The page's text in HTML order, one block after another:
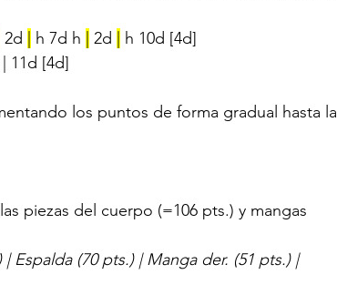
2d h 7d h 2d
h 10d [4d]
11d [4d]
los puntos de forma gradual hasta la
piezas del cuerpo (=106 pts.) y mangas
Espalda (70 pts.) | Manga der. (51 pts.) |